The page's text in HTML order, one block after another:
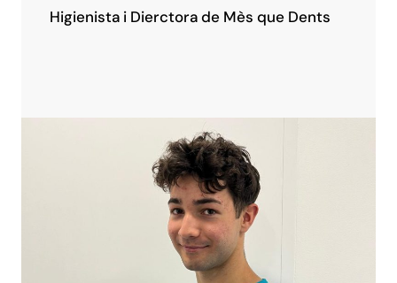
Higienista i Dierctora de Mès que Dents